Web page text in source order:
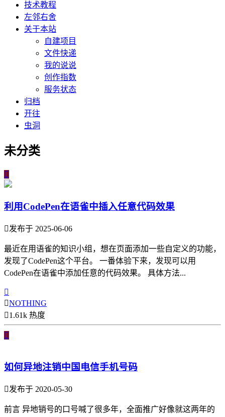
技术教程
左邻右舍
关于本站
自建项目
文件快递
我的说说
创作指数
服务状态
归档
开往
虫洞
未分类

利用CodePen在语雀中插入任意代码效果
发布于 2025-06-06
最近在用语雀的知识小组，想在页面添加一些自定义的功能，
发现了CodePen这个平台。 一番体验下来，发现可以用
CodePen在语雀中添加任意的代码效果。 具体方法...

NOTHING
1.61k 热度

如何异地注销中国电信手机号码
发布于 2020-05-30
前言 异地销号的口号喊了很多年，全面推广好像就这两年的